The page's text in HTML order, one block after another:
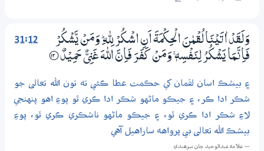
31:12
وَلَقَدْ اٰتَيْنَا لُقْمٰنَ الْحِكْمَةَ اَنِ اشْكُرْ لِلّٰهِ ۭ وَمَنْ يَّشْكُرْ
فَاِنَّـمَا يَشْكُرُ لِنَفْسِهٖ ۚ وَمَنْ كَفَرَ فَاِنَّ اللّٰهَ غَنِيٌّ حَمِيْدٌ ؀12
۽ بيشڪ اسان لقمان کي حڪمت عطا ڪئي ته تون الله تعالى جو
شڪر ادا ڪر، ۽ جيڪو ماڻهو شڪر ادا ڪري ٿو پوءِ اهو پنهنجي
لاءِ شڪر ادا ڪري ٿو، ۽ جيڪو ماڻهو ناشڪري ڪري ٿو، پوءِ
بيشڪ الله تعالى بي پرواهه ساراهيل آهي
— علامه عبدالوحيد جان سرھندي